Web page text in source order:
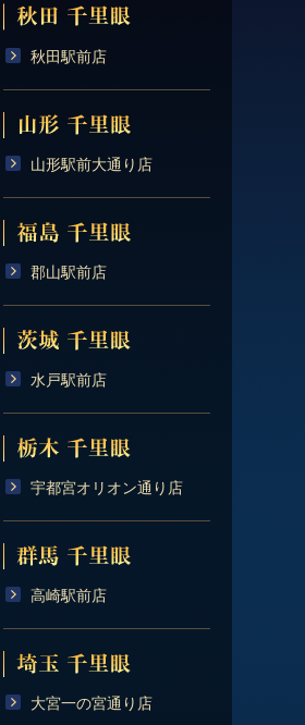
秋田駅前店
山形駅前大通り店
郡山駅前店
水戸駅前店
宇都宮オリオン通り店
高崎駅前店
大宮一の宮通り店